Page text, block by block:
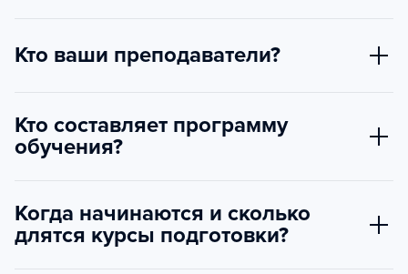
Кто ваши преподаватели?
Кто составляет программу
обучения?
Когда начинаются и сколько
длятся курсы подготовки?